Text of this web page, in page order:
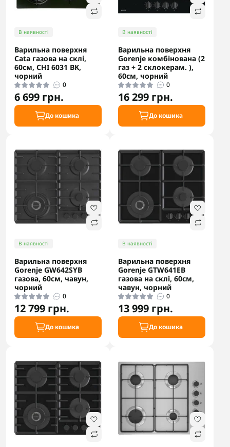
В наявності
Варильна поверхня
Cata газова на склі,
60см, CHI 6031 BK,
чорний
0
6 699 грн.
До кошика
В наявності
Варильна поверхня
Gorenje комбінована (2
газ + 2 склокерам. ),
60см, чорний
0
16 299 грн.
До кошика
В наявності
Варильна поверхня
Gorenje GW642SYB
газова, 60см, чавун,
чорний
0
12 799 грн.
До кошика
В наявності
Варильна поверхня
Gorenje GTW641EB
газова на склі, 60см,
чавун, чорний
0
13 999 грн.
До кошика